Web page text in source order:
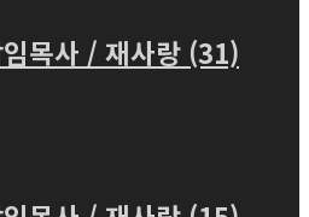
목사 / 재사랑 (31)